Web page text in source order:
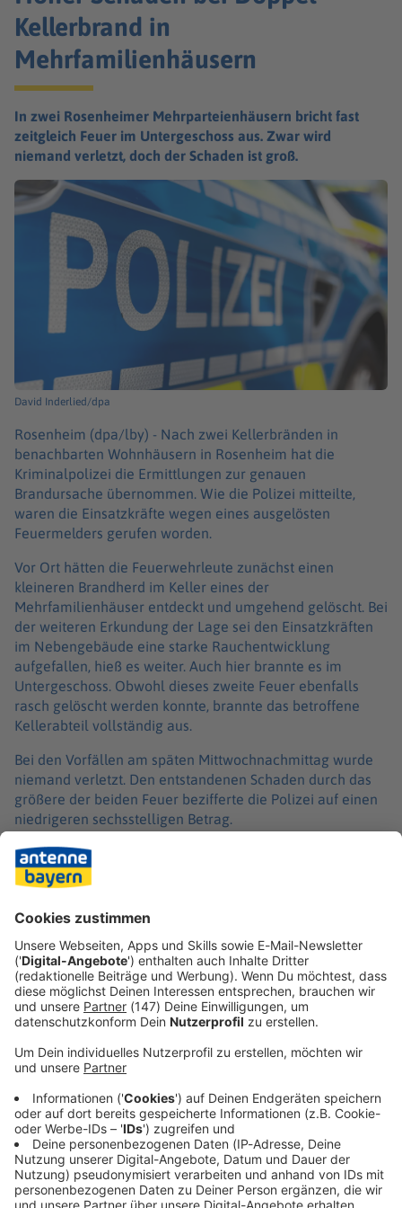
Kellerbrand in
Mehrfamilienhäusern
In zwei Rosenheimer Mehrparteienhäusern bricht fast
zeitgleich Feuer im Untergeschoss aus. Zwar wird
niemand verletzt, doch der Schaden ist groß.
David Inderlied/dpa
Rosenheim (dpa/lby) - Nach zwei Kellerbränden in
benachbarten Wohnhäusern in Rosenheim hat die
Kriminalpolizei die Ermittlungen zur genauen
Brandursache übernommen. Wie die Polizei mitteilte,
waren die Einsatzkräfte wegen eines ausgelösten
Feuermelders gerufen worden.
Vor Ort hätten die Feuerwehrleute zunächst einen
kleineren Brandherd im Keller eines der
Mehrfamilienhäuser entdeckt und umgehend gelöscht. Bei
der weiteren Erkundung der Lage sei den Einsatzkräften
im Nebengebäude eine starke Rauchentwicklung
aufgefallen, hieß es weiter. Auch hier brannte es im
Untergeschoss. Obwohl dieses zweite Feuer ebenfalls
rasch gelöscht werden konnte, brannte das betroffene
Kellerabteil vollständig aus.
Bei den Vorfällen am späten Mittwochnachmittag wurde
niemand verletzt. Den entstandenen Schaden durch das
größere der beiden Feuer bezifferte die Polizei auf einen
niedrigeren sechsstelligen Betrag.
Da die Hintergründe der Brände noch unklar sind, haben
Brandfahnder der Kriminalpolizei Rosenheim die
Ermittlungen aufgenommen. Vonseiten der Polizei hieß
es, man könne derzeit noch keine Aussagen zur genauen